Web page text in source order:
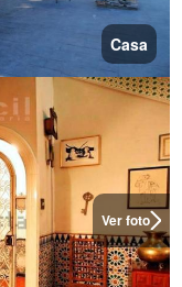
Casa
Ver foto